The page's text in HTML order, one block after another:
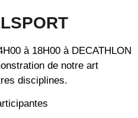
à 18H00 à DECATHLON
de notre art
disciplines.